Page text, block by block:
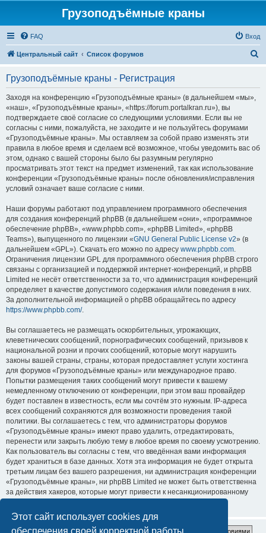
Этот сайт использует cookies для
обеспечения своей корректной работы.
Грузоподъёмные краны
FAQ Вход
Центральный сайт Список форумов
Грузоподъёмные краны - Регистрация
Заходя на конференцию «Грузоподъёмные краны» (в дальнейшем «мы»,
«наш», «Грузоподъёмные краны», «https://forum.portalkran.ru»), вы
подтверждаете своё согласие со следующими условиями. Если вы не
согласны с ними, пожалуйста, не заходите и не пользуйтесь форумами
«Грузоподъёмные краны». Мы оставляем за собой право изменять эти
правила в любое время и сделаем всё возможное, чтобы уведомить вас об
этом, однако с вашей стороны было бы разумным регулярно
просматривать этот текст на предмет изменений, так как использование
конференции «Грузоподъёмные краны» после обновления/исправления
условий означает ваше согласие с ними.
Наши форумы работают под управлением программного обеспечения
для создания конференций phpBB (в дальнейшем «они», «программное
обеспечение phpBB», «www.phpbb.com», «phpBB Limited», «phpBB
Teams»), выпущенного по лицензии «GNU General Public License v2» (в
дальнейшем «GPL»). Скачать его можно по адресу www.phpbb.com.
Ограничения лицензии GPL для программного обеспечения phpBB строго
связаны с организацией и поддержкой интернет-конференций, и phpBB
Limited не несёт ответственности за то, что администрация конференций
определяет в качестве допустимого содержания и/или поведения в них.
За дополнительной информацией о phpBB обращайтесь по адресу
https://www.phpbb.com/.
Вы соглашаетесь не размещать оскорбительных, угрожающих,
клеветнических сообщений, порнографических сообщений, призывов к
национальной розни и прочих сообщений, которые могут нарушить
законы вашей страны, страны, которая предоставляет услуги хостинга
для форумов «Грузоподъёмные краны» или международное право.
Попытки размещения таких сообщений могут привести к вашему
немедленному отключению от конференции, при этом ваш провайдер
будет поставлен в известность, если мы сочтём это нужным. IP-адреса
всех сообщений сохраняются для возможности проведения такой
политики. Вы соглашаетесь с тем, что администраторы форумов
«Грузоподъёмные краны» имеют право удалить, отредактировать,
перенести или закрыть любую тему в любое время по своему усмотрению.
Как пользователь вы согласны с тем, что введённая вами информация
будет храниться в базе данных. Хотя эта информация не будет открыта
третьим лицам без вашего разрешения, ни администрация конференции
«Грузоподъёмные краны», ни phpBB Limited не может быть ответственна
за действия хакеров, которые могут привести к несанкционированному